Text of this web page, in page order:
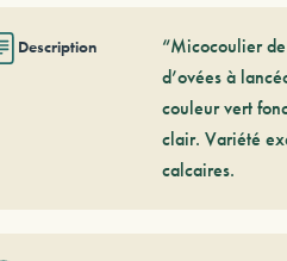
Description
“Micocoulier
d’ovées à
couleur vert
clair. Variété
calcaires.